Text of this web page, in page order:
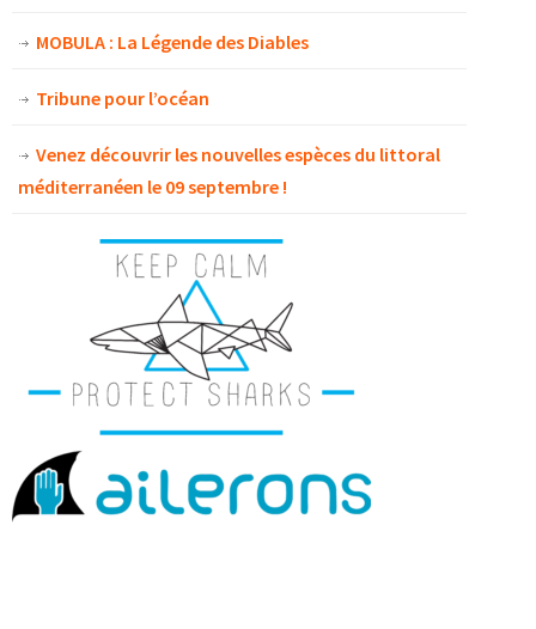
MOBULA : La Légende des Diables
Tribune pour l’océan
Venez découvrir les nouvelles espèces du littoral
méditerranéen le 09 septembre !